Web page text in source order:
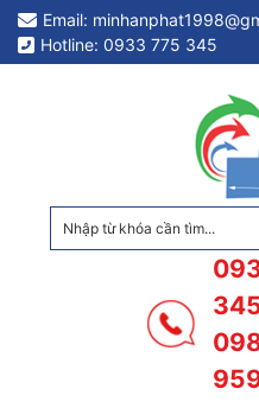
Email:
Hotline: 0933 775 345